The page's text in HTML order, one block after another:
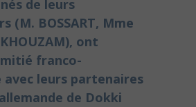
de leurs
(M. BOSSART, Mme
ont
franco-
avec leurs partenaires
de Dokki